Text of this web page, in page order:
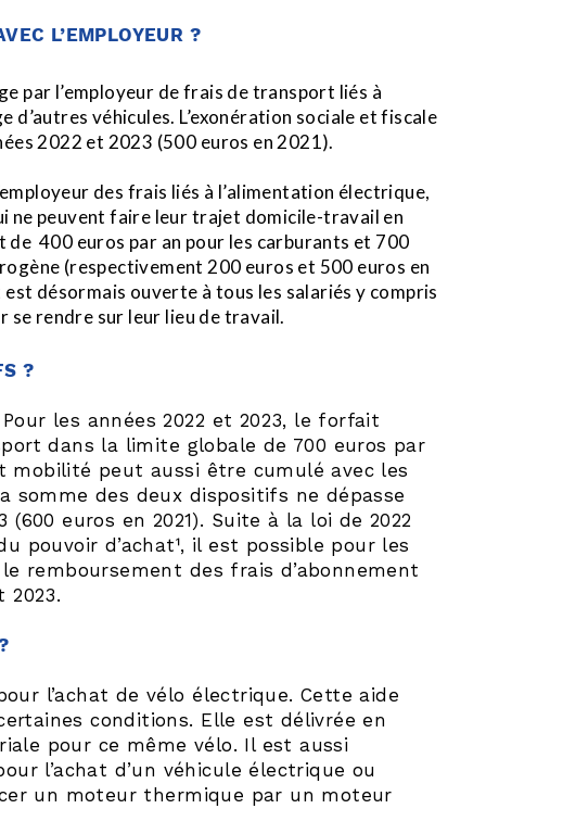
L’EMPLOYEUR ?
par l’employeur de frais de transport liés à
véhicules. L’exonération sociale et fiscale
2022 et 2023 (500 euros en 2021).
des frais liés à l’alimentation électrique,
ne peuvent faire leur trajet domicile-travail en
400 euros par an pour les carburants et 700
(respectivement 200 euros et 500 euros en
désormais ouverte à tous les salariés y compris
se rendre sur leur lieu de travail.
?
les années 2022 et 2023, le forfait
dans la limite globale de 700 euros par
mobilité peut aussi être cumulé avec les
somme des deux dispositifs ne dépasse
euros en 2021). Suite à la loi de 2022
pouvoir d’achat¹, il est possible pour les
remboursement des frais d’abonnement
2023.
l’achat de vélo électrique. Cette aide
conditions. Elle est délivrée en
pour ce même vélo. Il est aussi
l’achat d’un véhicule électrique ou
un moteur thermique par un moteur